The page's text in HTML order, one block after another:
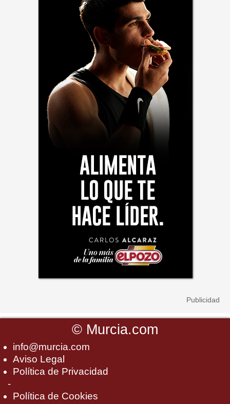
© Murcia.com
info@murcia.com
Aviso Legal
Política de Privacidad
-
Política de Cookies